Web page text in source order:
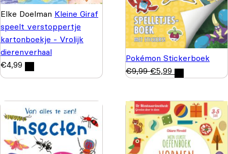
Elke Doelman Kleine Giraf
speelt verstoppertje
kartonboekje - Vrolijk
dierenverhaal
€4,99
Pokémon Stickerboek
€9,99 €5,99